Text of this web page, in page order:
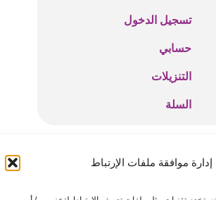
إدارة موافقة ملفات الإرتباط
تسجيل الدخول
حسابي
التنزيلات
السلة
والإستفسارات